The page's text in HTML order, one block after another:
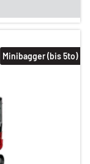
Minibagger (bis 5to)